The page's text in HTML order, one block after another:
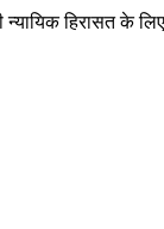
हिरासत के